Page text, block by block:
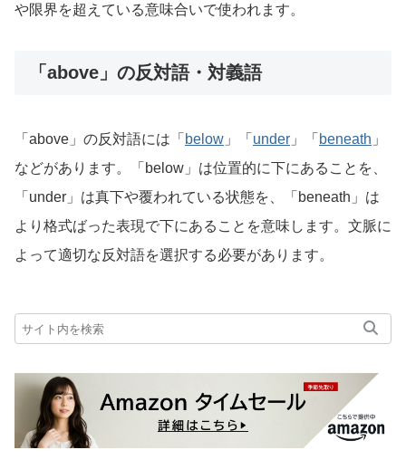
や限界を超えている意味合いで使われます。
「above」の反対語・対義語
「above」の反対語には「 below 」「 under 」「 beneath 」
などがあります。「below」は位置的に下にあることを、
「under」は真下や覆われている状態を、「beneath」は
より格式ばった表現で下にあることを意味します。文脈に
よって適切な反対語を選択する必要があります。